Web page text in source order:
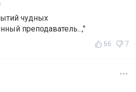
чудных
преподаватель...,"
66 7